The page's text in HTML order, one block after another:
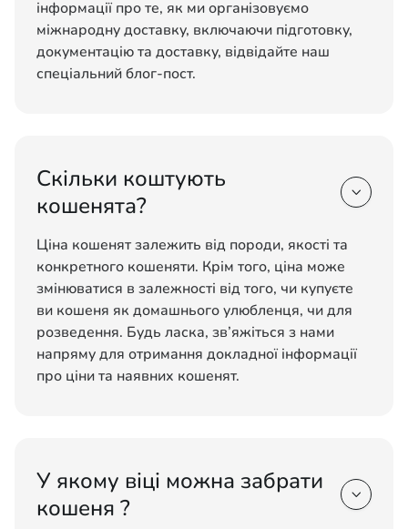
інформації про те, як ми організовуємо
міжнародну доставку, включаючи підготовку,
документацію та доставку, відвідайте наш
спеціальний блог-пост.
Скільки коштують
кошенята?

Ціна кошенят залежить від породи, якості та
конкретного кошеняти. Крім того, ціна може
змінюватися в залежності від того, чи купуєте
ви кошеня як домашнього улюбленця, чи для
розведення. Будь ласка, зв’яжіться з нами
напряму для отримання докладної інформації
про ціни та наявних кошенят.
У якому віці можна забрати
кошеня ?
